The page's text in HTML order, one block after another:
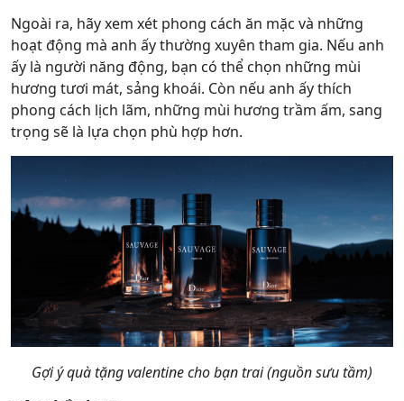
Ngoài ra, hãy xem xét phong cách ăn mặc và những
hoạt động mà anh ấy thường xuyên tham gia. Nếu anh
ấy là người năng động, bạn có thể chọn những mùi
hương tươi mát, sảng khoái. Còn nếu anh ấy thích
phong cách lịch lãm, những mùi hương trầm ấm, sang
trọng sẽ là lựa chọn phù hợp hơn.
Gợi ý quà tặng valentine cho bạn trai (nguồn sưu tầm)